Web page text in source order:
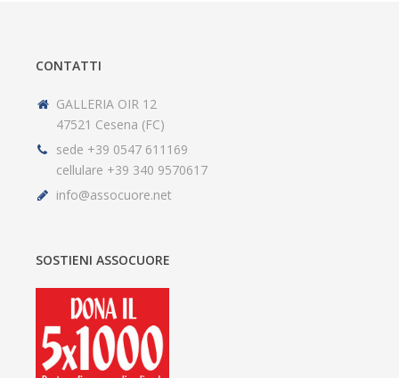
CONTATTI
GALLERIA OIR 12
47521 Cesena (FC)
sede +39 0547 611169
cellulare +39 340 9570617
info@assocuore.net
SOSTIENI ASSOCUORE